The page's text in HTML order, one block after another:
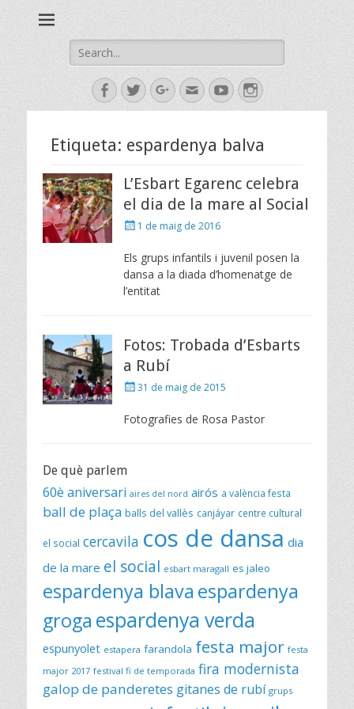
Search
for:
Facebook
TwitterGoogleplus
EmailYouTubeInstagram
Etiqueta: espardenya balva
L’Esbart Egarenc celebra
el dia de la mare al Social
Posted1 de maig de 2016
Els grups infantils i juvenil posen la
dansa a la diada d’homenatge de
l’entitat
Fotos: Trobada d’Esbarts
a Rubí
Posted
31 de maig de 2015
Fotografies de Rosa Pastor
De què parlem
60è aniversari aires del nord airós a valència festa
ball de plaça balls del vallès canjáyar centre cultural
el social cercavila cos de dansa dia
de la mare el social esbart maragall es jaleo
espardenya blava espardenya
groga espardenya verda
espunyolet estapera farandola festa major festa
major 2017 festival fi de temporada fira modernista
galop de panderetes gitanes de rubí grups